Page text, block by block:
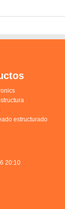
estructurado
20:10